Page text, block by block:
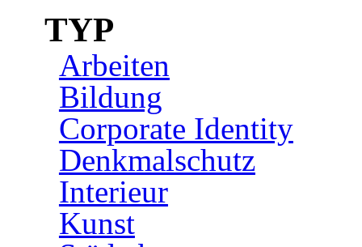
TYP
Arbeiten
Bildung
Corporate Identity
Denkmalschutz
Interieur
Kunst